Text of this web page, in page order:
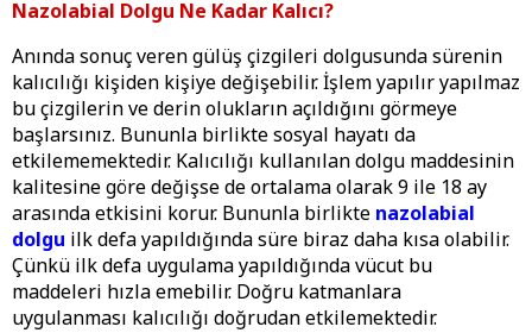
Nazolabial Dolgu Ne Kadar Kalıcı?
Anında sonuç veren gülüş çizgileri dolgusunda sürenin
kalıcılığı kişiden kişiye değişebilir. İşlem yapılır yapılmaz
bu çizgilerin ve derin olukların açıldığını görmeye
başlarsınız. Bununla birlikte sosyal hayatı da
etkilememektedir. Kalıcılığı kullanılan dolgu maddesinin
kalitesine göre değişse de ortalama olarak 9 ile 18 ay
arasında etkisini korur. Bununla birlikte nazolabial
dolgu ilk defa yapıldığında süre biraz daha kısa olabilir.
Çünkü ilk defa uygulama yapıldığında vücut bu
maddeleri hızla emebilir. Doğru katmanlara
uygulanması kalıcılığı doğrudan etkilemektedir.